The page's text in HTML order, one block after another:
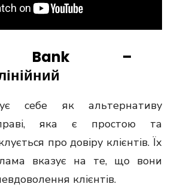
Bank –
себе як альтернативу
яка є простою та
про довіру клієнтів. Їх
вказує на те, що вони
клієнтів.